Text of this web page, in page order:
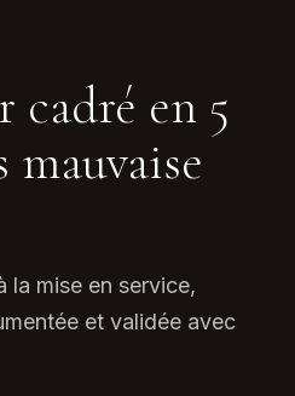
cadré en 5
mauvaise
la mise en service,
et validée avec